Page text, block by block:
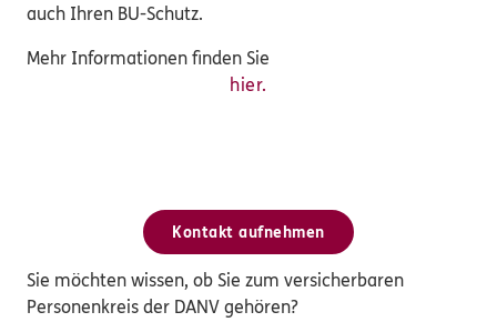
auch Ihren BU-Schutz.
Mehr Informationen finden Sie
hier.
Kontakt aufnehmen
Sie möchten wissen, ob Sie zum versicherbaren
Personenkreis der DANV gehören?